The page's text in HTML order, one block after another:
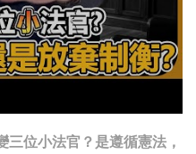
三位小法官？是遵循憲法，